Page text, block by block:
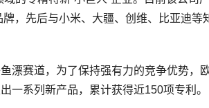
，先后与小米、大疆、创维、比亚迪等
赛道，为了保持强有力的竞争优势，
一系列新产品，累计获得近150项专利。